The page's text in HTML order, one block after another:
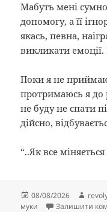
Мабуть мені
допомогу, а її
якась, певна,
викликати емоції.
Поки я не
протримаюсь я до
не буду не спати
дійсно,
“..Як все
Опубліковано
08/08/2026
муки
Залишити